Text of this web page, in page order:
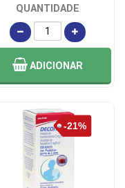
QUANTIDADE
ADICIONAR